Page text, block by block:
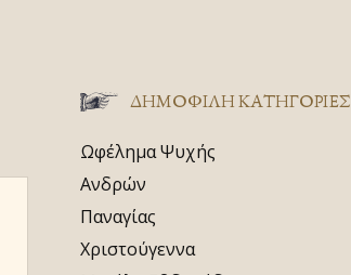
ΔΗΜΟΦΙΛΗ ΚΑΤΗΓΟΡΙΕΣ
Ωφέλημα Ψυχής
Ανδρών
Παναγίας
Χριστούγεννα